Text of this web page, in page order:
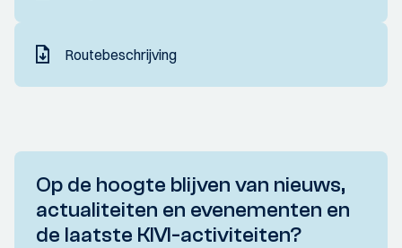
Routebeschrijving
Op de hoogte blijven van nieuws,
actualiteiten en evenementen en
de laatste KIVI-activiteiten?